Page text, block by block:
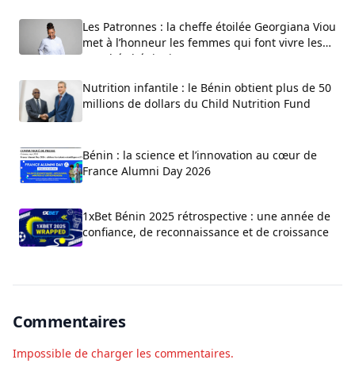
Les Patronnes : la cheffe étoilée Georgiana Viou
met à l’honneur les femmes qui font vivre les
marchés béninois
Nutrition infantile : le Bénin obtient plus de 50
millions de dollars du Child Nutrition Fund
Bénin : la science et l’innovation au cœur de
France Alumni Day 2026
1xBet Bénin 2025 rétrospective : une année de
confiance, de reconnaissance et de croissance
Commentaires
Impossible de charger les commentaires.